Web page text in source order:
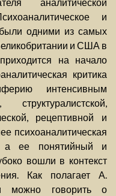
аналитической
и
одними из самых
и США в
на начало
критика
интенсивным
рецептивной и
психоаналитическая
а ее понятийный и
вошли в контекст
Как полагает А.
можно говорить о